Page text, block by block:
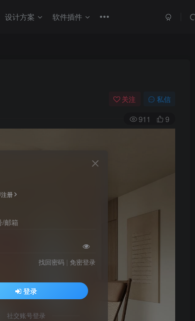
设计方案 软件插件
关注 私信
911 9
册
/邮箱
找回密码 | 免密登录
登录
社交账号登录